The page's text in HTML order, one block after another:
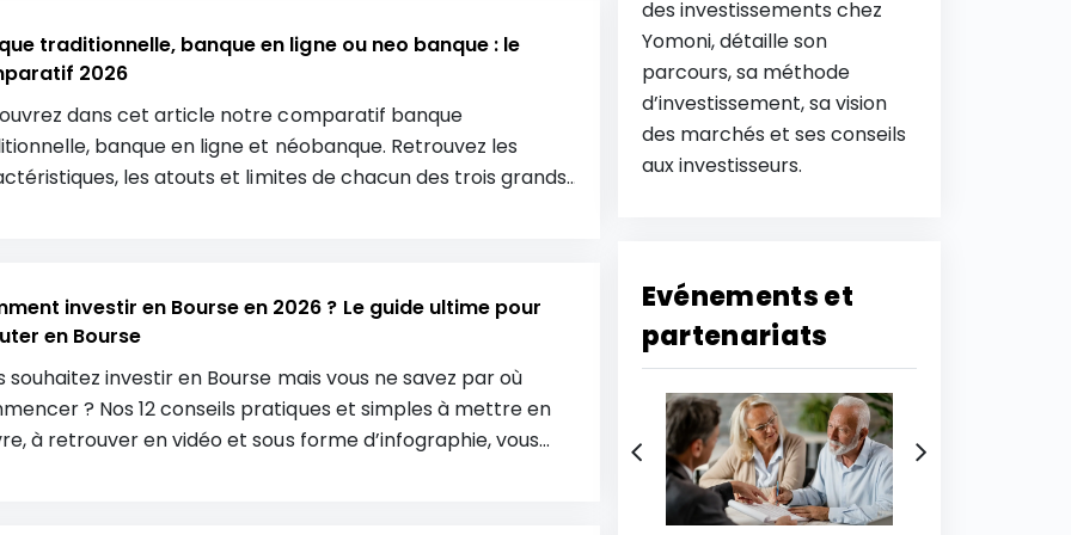
le Private Equity en direct ou à travers une assurance-vie
PER.
traditionnelle, banque en ligne ou neo banque : le
2026
dans cet article notre comparatif banque
banque en ligne et néobanque. Retrouvez les
les atouts et limites de chacun des trois grands
investir en Bourse en 2026 ? Le guide ultime pour
en Bourse
souhaitez investir en Bourse mais vous ne savez par où
? Nos 12 conseils pratiques et simples à mettre en
à retrouver en vidéo et sous forme d’infographie, vous
des investissements chez
Yomoni, détaille son
parcours, sa méthode
d’investissement, sa vision
des marchés et ses conseils
aux investisseurs.
Evénements et
partenariats